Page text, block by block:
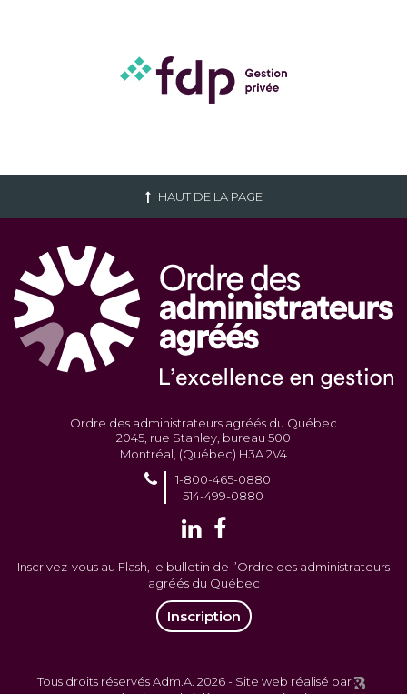
HAUT DE LA PAGE
Ordre des administrateurs agréés du Québec
2045, rue Stanley, bureau 500
Montréal, (Québec) H3A 2V4
1-800-465-0880
514-499-0880
Inscrivez-vous au Flash, le bulletin de l’Ordre des administrateurs
agréés du Québec
Inscription
Tous droits réservés Adm.A. 2026 - Site web réalisé par